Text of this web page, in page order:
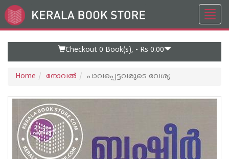
Go
to
Checkout 0 Book(s), - Rs 0.00
Home നോവല്‍ പാവപ്പെട്ടവരുടെ വേശ്യ